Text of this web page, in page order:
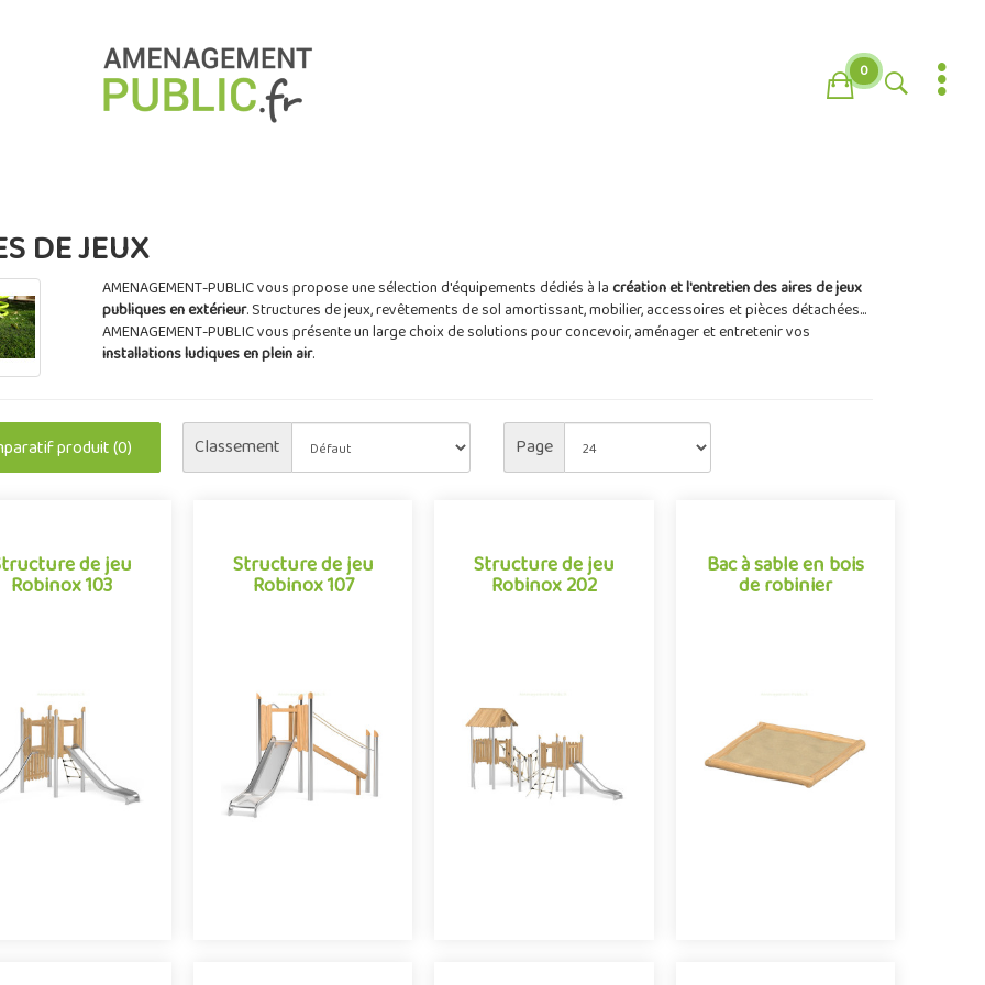
0
DE JEUX
AMENAGEMENT-PUBLIC vous propose une sélection d'équipements dédiés à lacréation et l'entretien des aires de jeux
publiques en extérieur. Structures de jeux, revêtements de sol amortissant, mobilier, accessoires et pièces détachées...
AMENAGEMENT-PUBLIC vous présente un large choix de solutions pour concevoir, aménager et entretenir vos
installations ludiques en plein air.
produit (0) Classement Page
de jeu
Robinox 103
de jeu
Robinox 103
jeux extérieur de la
gamme Robinox.
Associant sur s..
Offre partenaire
Structure de jeu
Robinox 107
Structure de jeu
Robinox 107
de jeux extérieur de la
gamme Robinox.
Associant sur s..
Offre partenaire
Structure de jeu
Robinox 202
Structure de jeu
Robinox 202
pour aire de jeux
extérieur de la gamme
Robinox. Associa..
Offre partenaire
Bac à sable en bois
de robinier
Bac à sable en bois
de robinier
époques et les modes
pour s'imposer..
Offre partenaire